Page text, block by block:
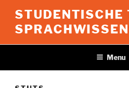
obsah
STUDENTISCHE
Menu